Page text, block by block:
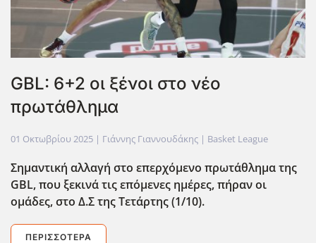
GBL: 6+2 οι ξένοι στο νέο
πρωτάθλημα
01 Οκτωβρίου 2025 | Γιάννης Γιαννουδάκης | Basket League
Σημαντική αλλαγή στο επερχόμενο πρωτάθλημα της
GBL, που ξεκινά τις επόμενες ημέρες, πήραν οι
ομάδες, στο Δ.Σ της Τετάρτης (1/10).
ΠΕΡΙΣΣΌΤΕΡΑ